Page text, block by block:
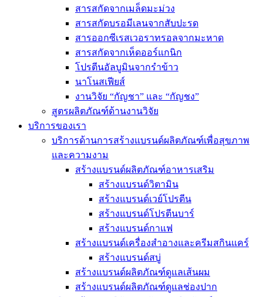
สารสกัดจากเมล็ดมะม่วง
สารสกัดบรอมีเลนจากสับปะรด
สารออกซีเรสเวอราทรอลจากมะหาด
สารสกัดจากเห็ดออร์แกนิก
โปรตีนอัลบูมินจากรำข้าว
นาโนสเฟียส์
งานวิจัย “กัญชา” และ “กัญชง”
สูตรผลิตภัณฑ์ด้านงานวิจัย
บริการของเรา
บริการด้านการสร้างแบรนด์ผลิตภัณฑ์เพื่อสุขภาพ
และความงาม
สร้างแบรนด์ผลิตภัณฑ์อาหารเสริม
สร้างแบรนด์วิตามิน
สร้างแบรนด์เวย์โปรตีน
สร้างแบรนด์โปรตีนบาร์
สร้างแบรนด์กาแฟ
สร้างแบรนด์เครื่องสำอางและครีมสกินแคร์
สร้างแบรนด์สบู่
สร้างแบรนด์ผลิตภัณฑ์ดูแลเส้นผม
สร้างแบรนด์ผลิตภัณฑ์ดูแลช่องปาก